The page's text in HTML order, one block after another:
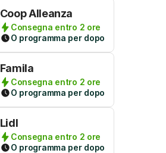
Coop Alleanza
Consegna entro 2 ore
O programma per dopo
Famila
Consegna entro 2 ore
O programma per dopo
Lidl
Consegna entro 2 ore
O programma per dopo